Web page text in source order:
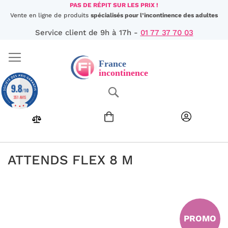
Aller
au
PAS DE RÉPIT SUR LES PRIX !
Vente en ligne de produits spécialisés pour l’incontinence des adultes
Service client de 9h à 17h - 01 77 37 70 03
ATTENDS FLEX 8 M
PROMO
9.8/10
351 AVIS